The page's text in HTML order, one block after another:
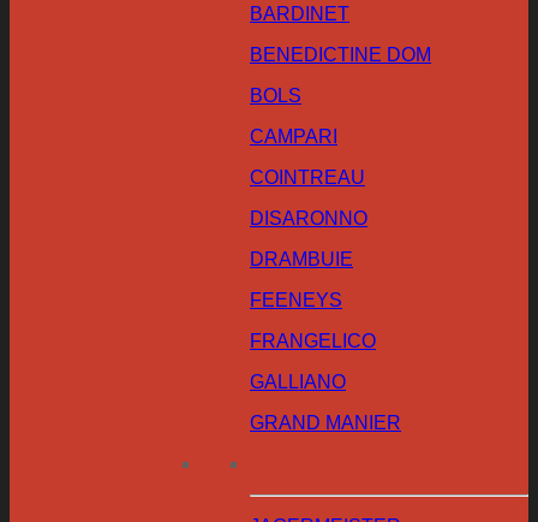
BARDINET
BENEDICTINE DOM
BOLS
CAMPARI
COINTREAU
DISARONNO
DRAMBUIE
FEENEYS
FRANGELICO
GALLIANO
GRAND MANIER